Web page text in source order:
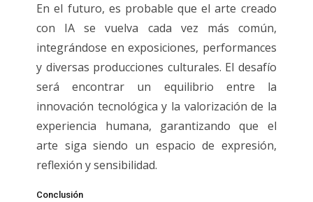
En el futuro, es probable que el arte creado
con IA se vuelva cada vez más común,
integrándose en exposiciones, performances
y diversas producciones culturales. El desafío
será encontrar un equilibrio entre la
innovación tecnológica y la valorización de la
experiencia humana, garantizando que el
arte siga siendo un espacio de expresión,
reflexión y sensibilidad.
Conclusión